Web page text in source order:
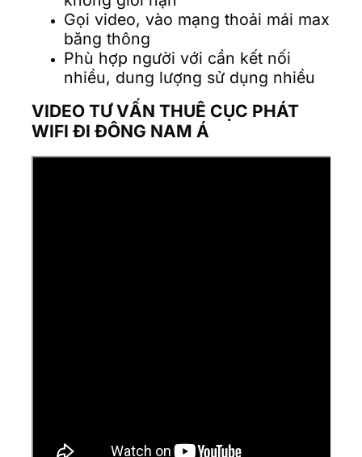
Gọi video, vào mạng thoải mái max
băng thông
Phù hợp người với cần kết nối
nhiều, dung lượng sử dụng nhiều
VIDEO TƯ VẤN THUÊ CỤC PHÁT
WIFI ĐI ĐÔNG NAM Á